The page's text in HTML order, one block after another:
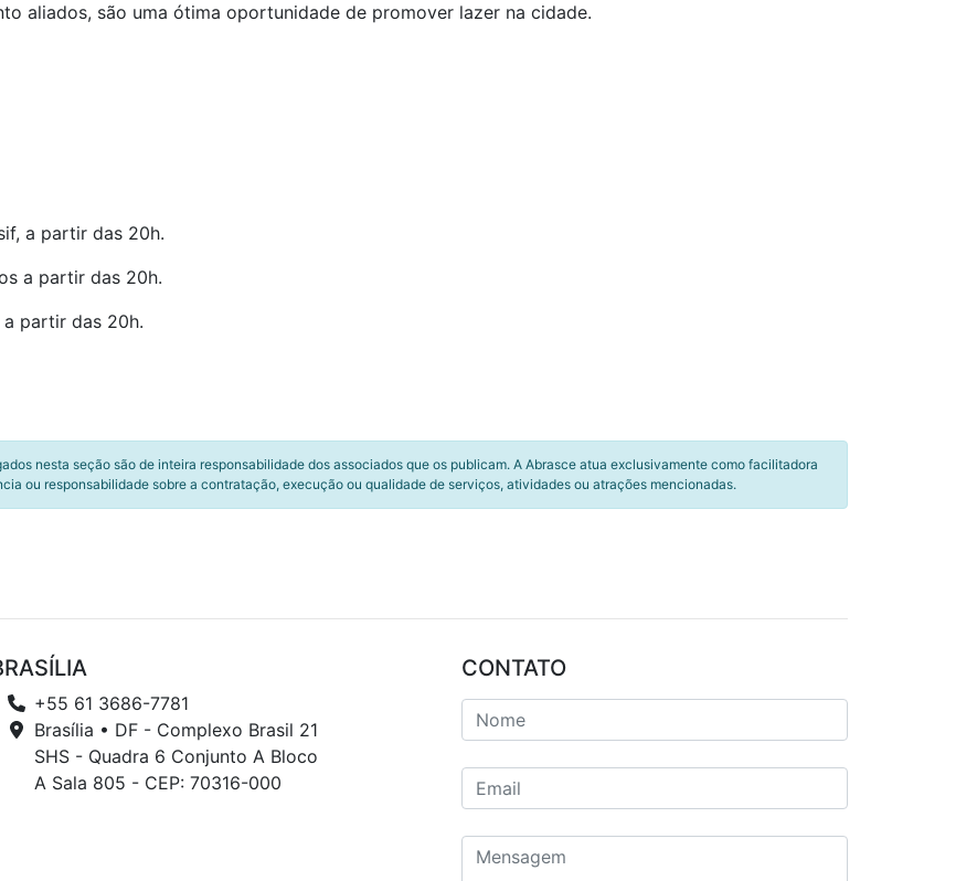
aliados, são uma ótima oportunidade de promover lazer na cidade.
a partir das 20h.
a partir das 20h.
a partir das 20h.
nesta seção são de inteira responsabilidade dos associados que os publicam. A Abrasce atua exclusivamente como facilitadora
ou responsabilidade sobre a contratação, execução ou qualidade de serviços, atividades ou atrações mencionadas.
+55 61 3686-7781
Brasília • DF - Complexo Brasil 21
SHS - Quadra 6 Conjunto A Bloco
A Sala 805 - CEP: 70316-000
CONTATO